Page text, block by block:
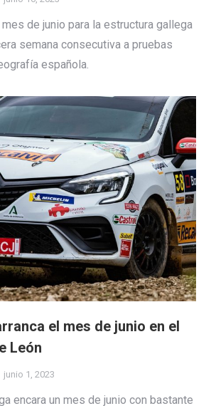
de junio para la estructura gallega
semana consecutiva a pruebas
española.
el mes de junio en el
León
junio 1, 2023
encara un mes de junio con bastante